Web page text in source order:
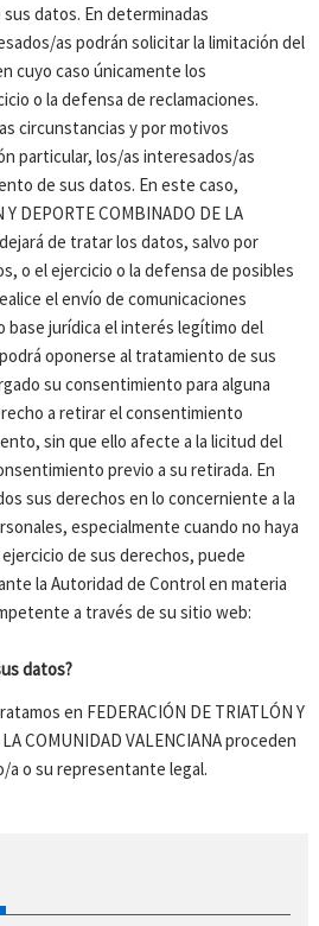
datos. En determinadas
as podrán solicitar la limitación del
cuyo caso únicamente los
o la defensa de reclamaciones.
circunstancias y por motivos
particular, los/as interesados/as
de sus datos. En este caso,
Y DEPORTE COMBINADO DE LA
de tratar los datos, salvo por
o el ejercicio o la defensa de posibles
el envío de comunicaciones
base jurídica el interés legítimo del
oponerse al tratamiento de sus
su consentimiento para alguna
a retirar el consentimiento
sin que ello afecte a la licitud del
previo a su retirada. En
sus derechos en lo concerniente a la
especialmente cuando no haya
de sus derechos, puede
la Autoridad de Control en materia
a través de su sitio web:
datos?
en FEDERACIÓN DE TRIATLÓN Y
COMUNIDAD VALENCIANA proceden
a o su representante legal.